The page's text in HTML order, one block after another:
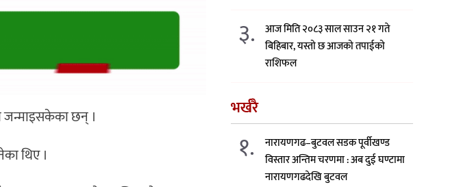
जन्माइसकेका छन् ।
थिए ।
३.
आज मिति २०८३ साल साउन २१ गते
बिहिबार, यस्तो छ आजको तपाईको
राशिफल
भर्खरै
१.
नारायणगढ–बुटवल सडक पूर्वीखण्ड
विस्तार अन्तिम चरणमा : अब दुई घण्टामा
नारायणगढदेखि बुटवल